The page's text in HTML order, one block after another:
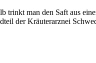
man den Saft aus
der Kräuterarznei